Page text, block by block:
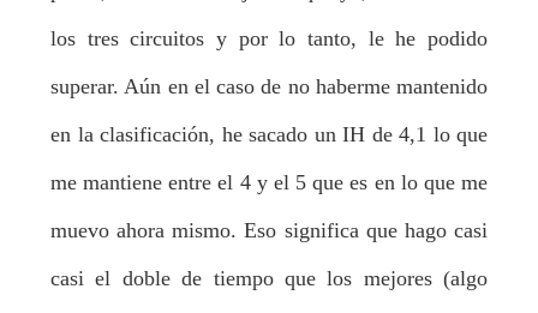
los tres circuitos y por lo tanto, le he podido
superar. Aún en el caso de no haberme mantenido
en la clasificación, he sacado un IH de 4,1 lo que
me mantiene entre el 4 y el 5 que es en lo que me
muevo ahora mismo. Eso significa que hago casi
casi el doble de tiempo que los mejores (algo